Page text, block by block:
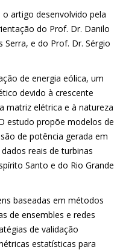
artigo desenvolvido pela
do Prof. Dr. Danilo
Serra, e do Prof. Dr. Sérgio
de energia eólica, um
devido à crescente
matriz elétrica e à natureza
estudo propõe modelos de
de potência gerada em
reais de turbinas
Santo e do Rio Grande
baseadas em métodos
de ensembles e redes
de validação
estatísticas para